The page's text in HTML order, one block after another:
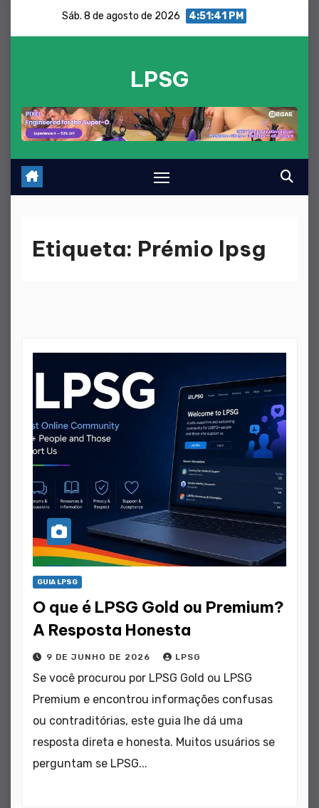
Sáb. 8 de agosto de 2026 4:51:41 PM
LPSG
Etiqueta: Prémio lpsg
GUIA LPSG
O que é LPSG Gold ou Premium?
A Resposta Honesta
9 DE JUNHO DE 2026 LPSG
Se você procurou por LPSG Gold ou LPSG
Premium e encontrou informações confusas
ou contraditórias, este guia lhe dá uma
resposta direta e honesta. Muitos usuários se
perguntam se LPSG...